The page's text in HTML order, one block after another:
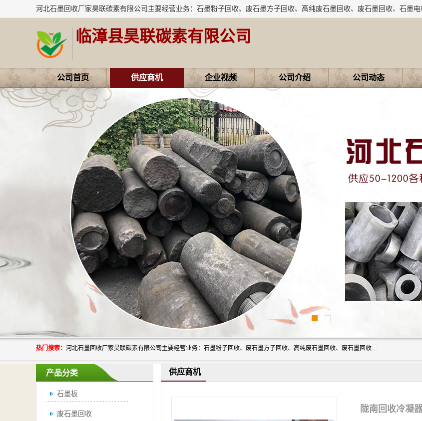
临漳县昊联碳素有限公司
公司首页 供应商机 企业视频 公司介绍 公司动态
热门搜索： 河北石墨回收厂家昊联碳素有限公司主要经营业务：石墨粉子回收、废石墨方子回收、高纯废石墨回收、废石墨回收、石墨电极回收、废石墨板回收、石墨增碳剂、单晶硅石墨、单晶硅石墨回收、废多晶硅石墨、废多晶硅石墨回收、废高纯石墨回收、废石墨、废石墨棒、废石墨棒回收、废石墨换热器回收、高纯石墨回收、石墨粉回收、石墨换热器回收、石墨纸回收、回收石墨板、回收石墨电极、石墨板回收、石墨回收。
产品分类
石墨板
废石墨回收
供应商机
陇南回收冷凝